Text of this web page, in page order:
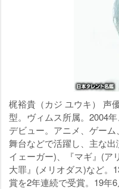
梶裕貴（カジ ユウキ） 声
型。ヴィムス所属。2004
デビュー。アニメ、ゲーム
舞台などで活躍し、主な
イェーガー)、『マギ』(ア
大罪』(メリオダス)など。
賞を2年連続で受賞。19年